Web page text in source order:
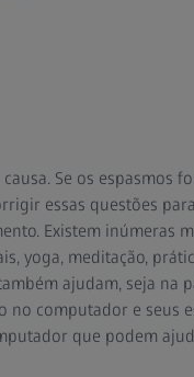
Se os espasmos
essas questões
Existem inúmeras
yoga, meditação,
ajudam, seja na
no computador e seus
que podem